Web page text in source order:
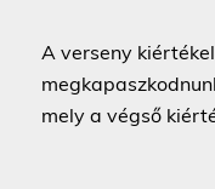
A verseny
mely a végső